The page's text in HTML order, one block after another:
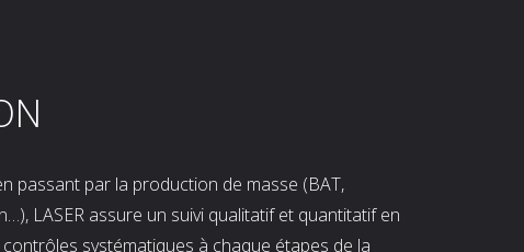
passant par la production de masse (BAT,
LASER assure un suivi qualitatif et quantitatif en
systématiques à chaque étapes de la